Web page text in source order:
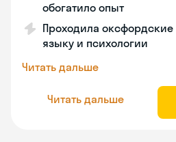
обогатило опыт
Проходила
языку и психологии
Читать дальше
Читать дальше